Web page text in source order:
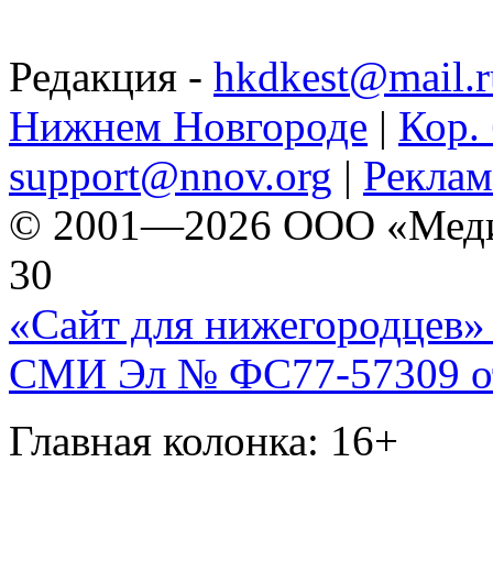
Редакция -
Нижнем Новгороде | Кор.
support@nnov.org |
© 2001—2026 ООО
30
«Сайт для нижегородцев»
СМИ Эл № ФС77-57309
Главная колонка: 16+